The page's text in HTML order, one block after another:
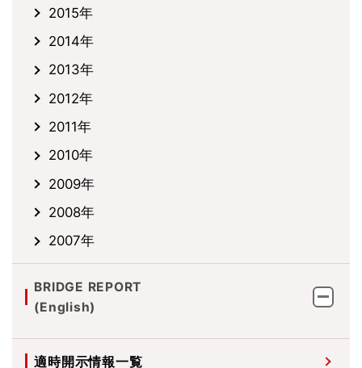
2015年
2014年
2013年
2012年
2011年
2010年
2009年
2008年
2007年
BRIDGE REPORT
(English)
適時開示情報一覧